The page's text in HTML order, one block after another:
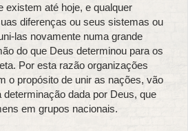
existem até hoje, e qualquer
diferenças ou seus sistemas ou
las novamente numa grande
do que Deus determinou para os
Por esta razão organizações
o propósito de unir as nações, vão
determinação dada por Deus, que
em grupos nacionais.